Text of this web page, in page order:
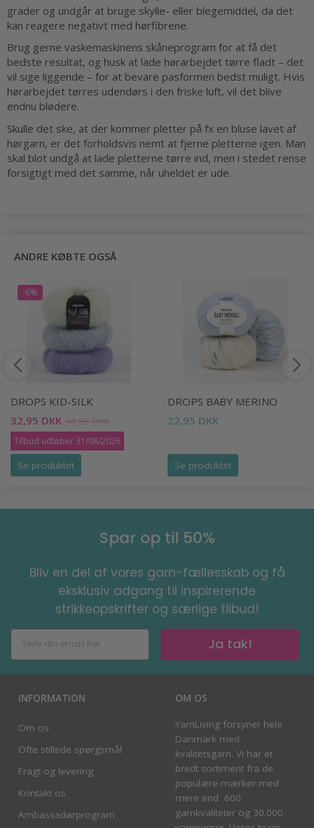
grader og undgår at bruge skylle- eller blegemiddel, da det
kan reagere negativt med hørfibrene.
Brug gerne vaskemaskinens skåneprogram for at få det
bedste resultat, og husk at lade hørarbejdet tørre fladt – det
vil sige liggende – for at bevare pasformen bedst muligt. Hvis
hørarbejdet tørres udendørs i den friske luft, vil det blive
endnu blødere.
Skulle det ske, at der kommer pletter på fx en bluse lavet af
hørgarn, er det forholdsvis nemt at fjerne pletterne igen. Man
skal blot undgå at lade pletterne tørre ind, men i stedet rense
forsigtigt med det samme, når uheldet er ude.
ANDRE KØBTE OGSÅ
-6%
DROPS KID-SILK
32,95 DKK 34,95 DKK
Tilbud udløber 31/08/2026
Se produktet
DROPS BABY MERINO
22,95 DKK
Se produktet
Spar op til 50%
Bliv en del af vores garn-fællesskab og få
eksklusiv adgang til inspirerende
strikkeopskrifter og særlige tilbud!
Ja tak!
INFORMATION
Om os
Ofte stillede spørgsmål
Fragt og levering
Kontakt os
Ambassadørprogram
OM OS
YarnLiving forsyner hele
Danmark med
kvalitetsgarn. Vi har et
bredt sortiment fra de
populære mærker med
mere end 600
garnkvaliteter og 30.000